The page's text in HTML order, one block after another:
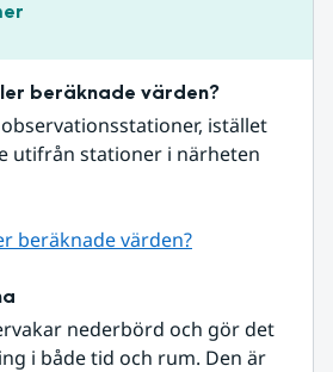
beräknade värden?
istället
utifrån stationer i närheten
beräknade värden?
nederbörd och gör det
i både tid och rum. Den är